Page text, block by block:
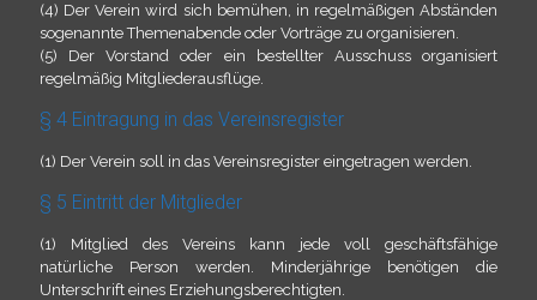
(4) Der Verein wird sich bemühen, in regelmäßigen Abständen
sogenannte Themenabende oder Vorträge zu organisieren.
(5) Der Vorstand oder ein bestellter Ausschuss organisiert
regelmäßig Mitgliederausflüge.
§ 4 Eintragung in das Vereinsregister
(1) Der Verein soll in das Vereinsregister eingetragen werden.
§ 5 Eintritt der Mitglieder
(1) Mitglied des Vereins kann jede voll geschäftsfähige
natürliche Person werden. Minderjährige benötigen die
Unterschrift eines Erziehungsberechtigten.